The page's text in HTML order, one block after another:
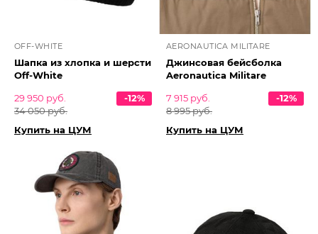
OFF-WHITE
Шапка из хлопка и шерсти
Off-White
29 950 руб.
34 050 руб.
-12%
Купить на ЦУМ
AERONAUTICA MILITARE
Джинсовая бейсболка
Aeronautica Militare
7 915 руб.
8 995 руб.
-12%
Купить на ЦУМ